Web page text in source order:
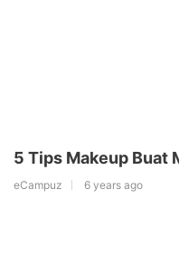
5 Tips Makeup Buat
eCampuz 6 years ago